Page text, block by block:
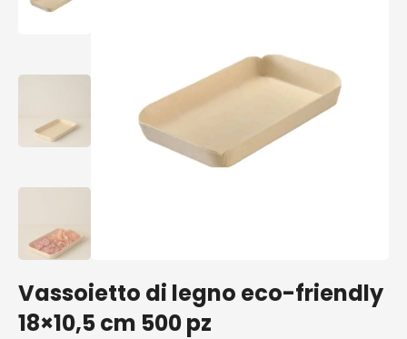
Vassoietto di legno eco-friendly
18×10,5 cm 500 pz